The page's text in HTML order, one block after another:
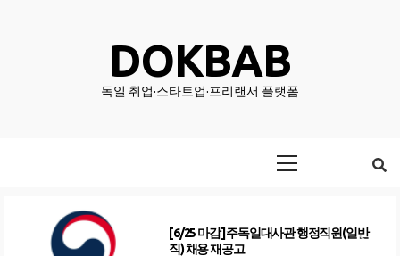
DOKBAB
독일 취업·스타트업·프리랜서 플랫폼
[6/25 마감] 주독일대사관 행정직원(일반
직) 채용 재공고